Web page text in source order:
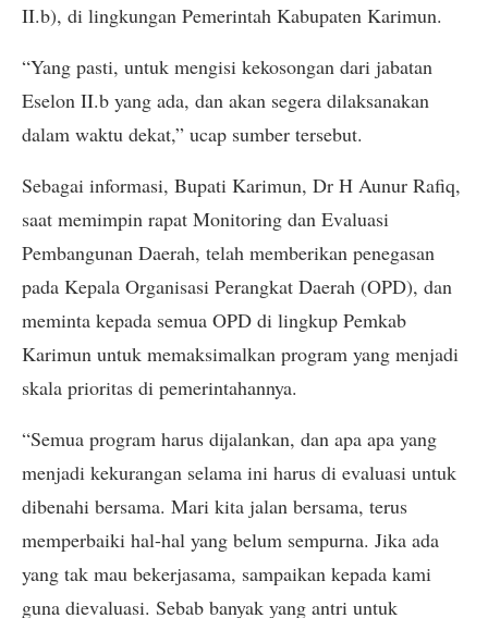
II.b), di lingkungan Pemerintah Kabupaten Karimun.
“Yang pasti, untuk mengisi kekosongan dari jabatan
Eselon II.b yang ada, dan akan segera dilaksanakan
dalam waktu dekat,” ucap sumber tersebut.
Sebagai informasi, Bupati Karimun, Dr H Aunur Rafiq,
saat memimpin rapat Monitoring dan Evaluasi
Pembangunan Daerah, telah memberikan penegasan
pada Kepala Organisasi Perangkat Daerah (OPD), dan
meminta kepada semua OPD di lingkup Pemkab
Karimun untuk memaksimalkan program yang menjadi
skala prioritas di pemerintahannya.
“Semua program harus dijalankan, dan apa apa yang
menjadi kekurangan selama ini harus di evaluasi untuk
dibenahi bersama. Mari kita jalan bersama, terus
memperbaiki hal-hal yang belum sempurna. Jika ada
yang tak mau bekerjasama, sampaikan kepada kami
guna dievaluasi. Sebab banyak yang antri untuk